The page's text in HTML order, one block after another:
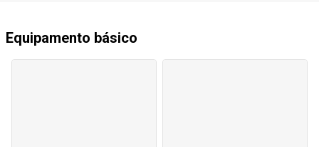
Equipamento básico